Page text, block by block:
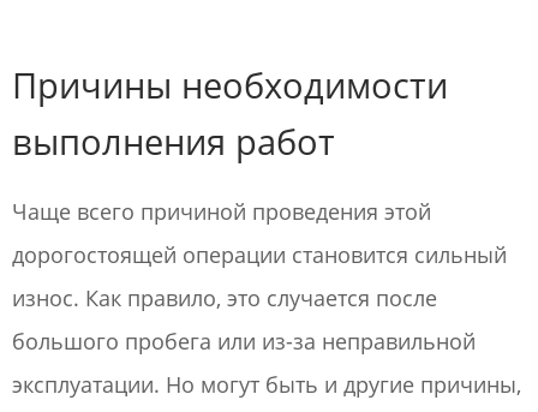
Причины необходимости
выполнения работ
Чаще всего причиной проведения этой
дорогостоящей операции становится сильный
износ. Как правило, это случается после
большого пробега или из-за неправильной
эксплуатации. Но могут быть и другие причины,